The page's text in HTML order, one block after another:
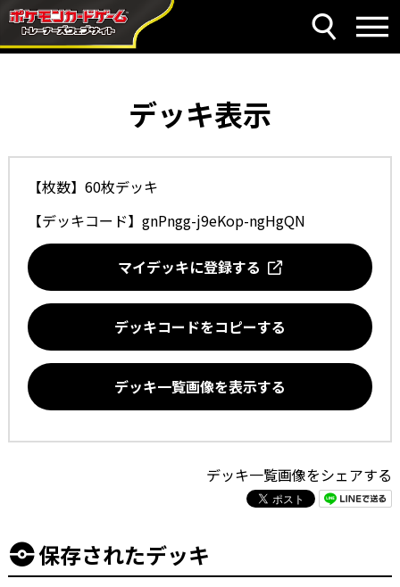
デッキ表示
【枚数】60枚デッキ
【デッキコード】 gnPngg-j9eKop-ngHgQN
マイデッキに登録する
デッキコードをコピーする
デッキ一覧画像を表示する
デッキ一覧画像をシェアする
保存されたデッキ